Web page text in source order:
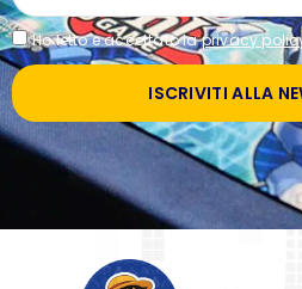
Ho letto e accettato laprivacy
ISCRIVITI ALLA